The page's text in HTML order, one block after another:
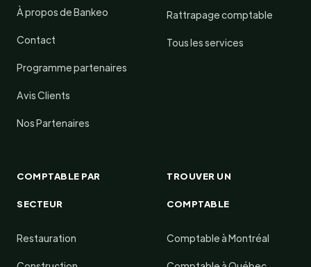
À propos de Bankeo
Contact
Programme partenaires
Avis Clients
Nos Partenaires
Rattrapage comptable
Tous les services
COMPTABLE PAR
SECTEUR
Restauration
TROUVER UN
COMPTABLE
Comptable à Montréal